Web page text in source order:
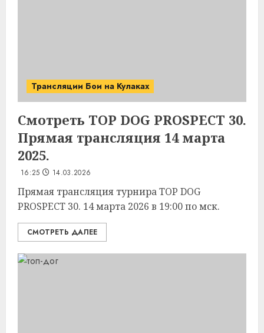
Трансляции Бои на Кулаках
Смотреть TOP DOG PROSPECT 30.
Прямая трансляция 14 марта
2025.
16:25 14.03.2026
Прямая трансляция турнира TOP DOG
PROSPECT 30. 14 марта 2026 в 19:00 по мск.
СМОТРЕТЬ ДАЛЕЕ